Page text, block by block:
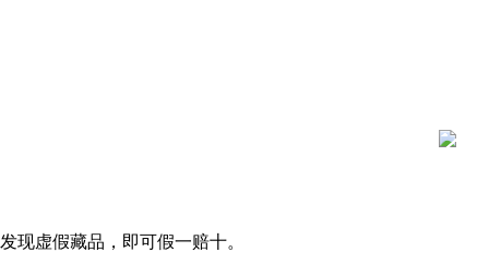
现虚假藏品，即可假一赔十。